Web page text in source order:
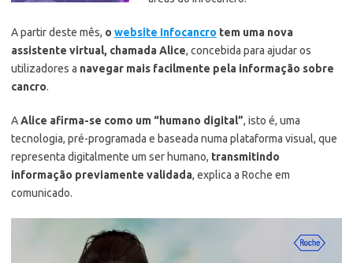
A partir deste mês, o website Infocancro tem uma nova
assistente virtual, chamada Alice, concebida para ajudar os
utilizadores a navegar mais facilmente pela informação sobre
cancro.
AAlice afirma-se como um “humano digital”, isto é, uma
tecnologia, pré-programada e baseada numa plataforma visual, que
representa digitalmente um ser humano, transmitindo
informação previamente validada, explica a Roche em
comunicado.